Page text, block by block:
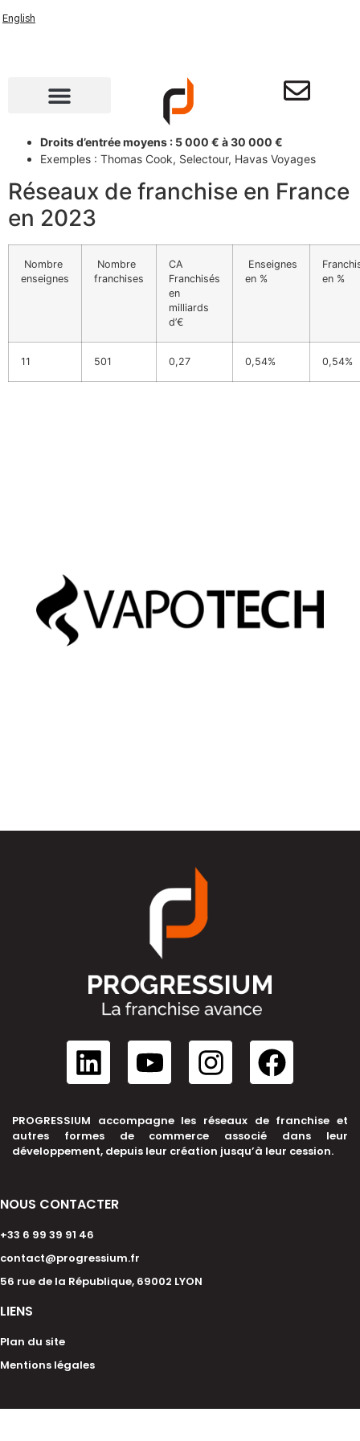
English
Droits d’entrée moyens : 5 000 € à 30 000 €
Exemples : Thomas Cook, Selectour, Havas Voyages
Réseaux de franchise en France
en 2023
Nombre
enseignes
Nombre
franchises
CA
Franchisés
en
milliards
d’€
Enseignes
en %
en %
11 501 0,27 0,54% 0,54%
PROGRESSIUM accompagne les réseaux de franchise et
autres formes de commerce associé dans leur
développement, depuis leur création jusqu’à leur cession.
NOUS CONTACTER
+33 6 99 39 91 46
contact@progressium.fr
56 rue de la République, 69002 LYON
LIENS
Plan du site
Mentions légales